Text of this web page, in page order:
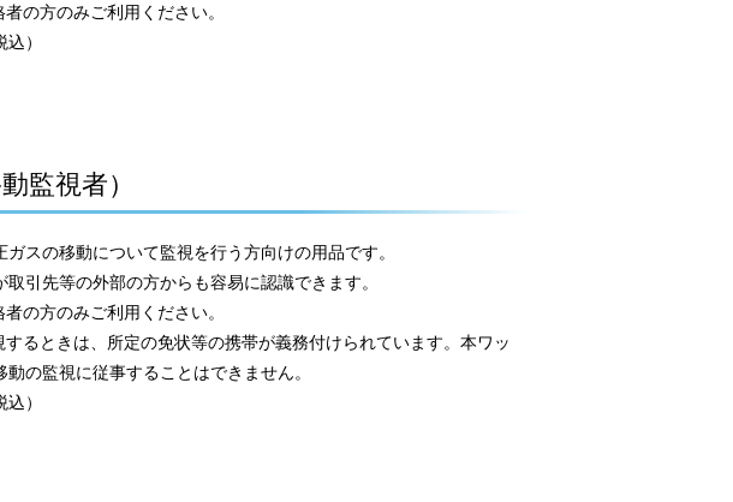
の方のみご利用ください。
）
監視者）
スの移動について監視を行う方向けの用品です。
引先等の外部の方からも容易に認識できます。
の方のみご利用ください。
るときは、所定の免状等の携帯が義務付けられています。本ワッ
の監視に従事することはできません。
）